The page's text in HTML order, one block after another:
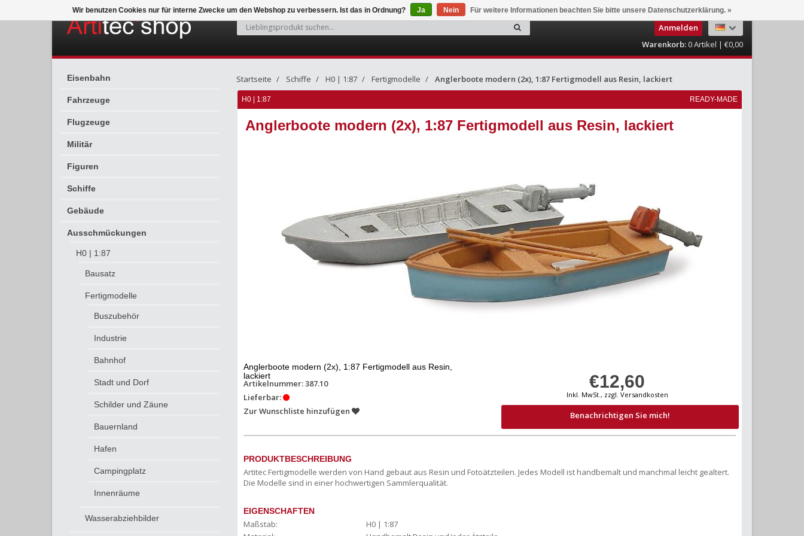
Anmelden
Warenkorb:0Artikel | €0,00
Eisenbahn
Fahrzeuge
Flugzeuge
Militär
Figuren
Schiffe
Gebäude
Ausschmückungen
H0 | 1:87
Bausatz
Fertigmodelle
Buszubehör
Industrie
Bahnhof
Stadt und Dorf
Schilder und Zäune
Bauernland
Hafen
Campingplatz
Innenräume
Wasserabziehbilder
Startseite Schiffe H0 | 1:87 Fertigmodelle Anglerboote modern (2x), 1:87 Fertigmodell aus Resin, lackiert
H0 | 1:87 READY-MADE
Anglerboote modern (2x), 1:87 Fertigmodell aus Resin, lackiert
Anglerboote modern (2x), 1:87 Fertigmodell aus Resin,
lackiert
€12,60
Inkl. MwSt., zzgl. Versandkosten
Artikelnummer: 387.10
Lieferbar:
Zur Wunschliste hinzufügen
Benachrichtigen Sie mich!
PRODUKTBESCHREIBUNG
Artitec Fertigmodelle werden von Hand gebaut aus Resin und Fotoätzteilen. Jedes Modell ist handbemalt und manchmal leicht gealtert.
Die Modelle sind in einer hochwertigen Sammlerqualität.
EIGENSCHAFTEN
Maßstab:
H0 | 1:87
Wir benutzen Cookies nur für interne Zwecke um den Webshop zu verbessern. Ist das in Ordnung? Ja Nein Für weitere Informationen beachten Sie bitte unsere Datenschutzerklärung. »